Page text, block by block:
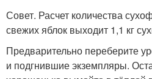
Совет. Расчет количества
свежих яблок выходит 1,1 кг
Предварительно переберите
и подгнившие экземпляры.